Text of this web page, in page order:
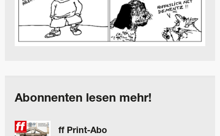
Abonnenten lesen mehr!
ff Print-Abo